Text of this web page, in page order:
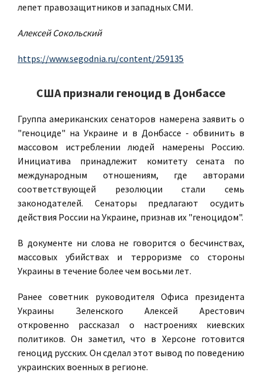
лепет правозащитников и западных СМИ.
Алексей Сокольский
https://www.segodnia.ru/content/259135
США признали геноцид в Донбассе
Группа американских сенаторов намерена заявить о
"геноциде" на Украине и в Донбассе - обвинить в
массовом истреблении людей намерены Россию.
Инициатива принадлежит комитету сената по
международным отношениям, где авторами
соответствующей резолюции стали семь
законодателей. Сенаторы предлагают осудить
действия России на Украине, признав их "геноцидом".
В документе ни слова не говорится о бесчинствах,
массовых убийствах и терроризме со стороны
Украины в течение более чем восьми лет.
Ранее советник руководителя Офиса президента
Украины Зеленского Алексей Арестович
откровенно рассказал о настроениях киевских
политиков. Он заметил, что в Херсоне готовится
геноцид русских. Он сделал этот вывод по поведению
украинских военных в регионе.